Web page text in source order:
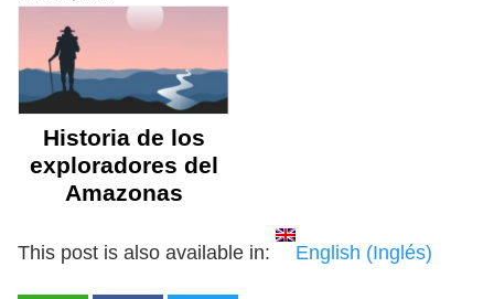
Historia de los
exploradores del
Amazonas
This post is also available in: English (Inglés)